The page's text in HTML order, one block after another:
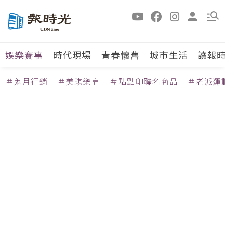
娛樂賽事 時代現場 青春懷舊 城市生活 讀報
＃鬼月行銷 ＃美琪樂皂 ＃點點印聯名商品 ＃老派運